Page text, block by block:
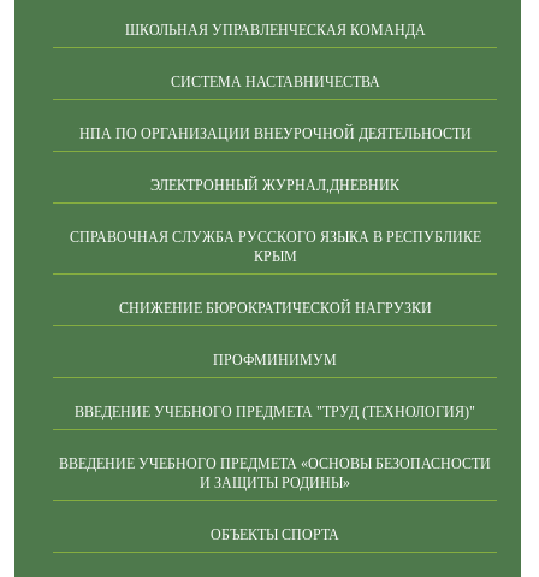
ШКОЛЬНАЯ УПРАВЛЕНЧЕСКАЯ КОМАНДА
СИСТЕМА НАСТАВНИЧЕСТВА
НПА ПО ОРГАНИЗАЦИИ ВНЕУРОЧНОЙ ДЕЯТЕЛЬНОСТИ
ЭЛЕКТРОННЫЙ ЖУРНАЛ,ДНЕВНИК
СПРАВОЧНАЯ СЛУЖБА РУССКОГО ЯЗЫКА В РЕСПУБЛИКЕ
КРЫМ
СНИЖЕНИЕ БЮРОКРАТИЧЕСКОЙ НАГРУЗКИ
ПРОФМИНИМУМ
ВВЕДЕНИЕ УЧЕБНОГО ПРЕДМЕТА "ТРУД (ТЕХНОЛОГИЯ)"
ВВЕДЕНИЕ УЧЕБНОГО ПРЕДМЕТА «ОСНОВЫ БЕЗОПАСНОСТИ
И ЗАЩИТЫ РОДИНЫ»
ОБЪЕКТЫ СПОРТА